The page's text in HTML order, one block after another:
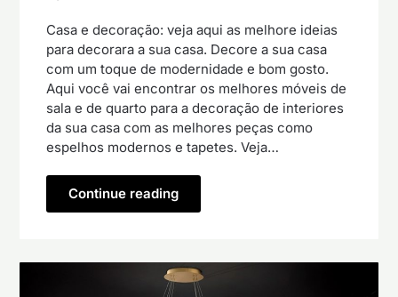
Casa e decoração: veja aqui as melhore ideias
para decorara a sua casa. Decore a sua casa
com um toque de modernidade e bom gosto.
Aqui você vai encontrar os melhores móveis de
sala e de quarto para a decoração de interiores
da sua casa com as melhores peças como
espelhos modernos e tapetes. Veja…
Continue reading